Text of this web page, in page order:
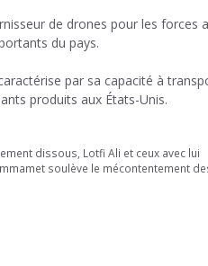
de drones pour les forces
du pays.
par sa capacité à
produits aux États-Unis.
dissous, Lotfi Ali et ceux avec lui
soulève le mécontentement